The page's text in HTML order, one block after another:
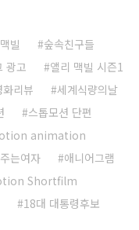
빌
숲속친구들
광고
앨리 맥빌 시즌1
화리뷰
세계식량의날
스톱모션 단편
animation
는여자
애니어그램
Shortfilm
18대 대통령후보